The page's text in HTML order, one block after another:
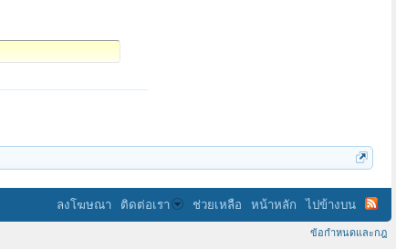
ลงโฆษณา ติดต่อเรา ช่วยเหลือ หน้าหลัก ไปข้างบน
ข้อกำหนดและกฎ